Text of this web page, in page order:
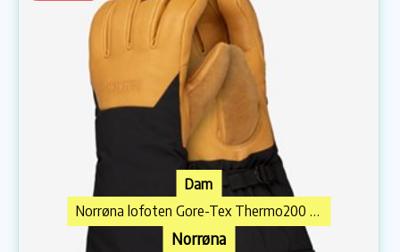
Dam
Norrøna lofoten Gore-Tex Thermo200 Long Gloves U
Norrøna